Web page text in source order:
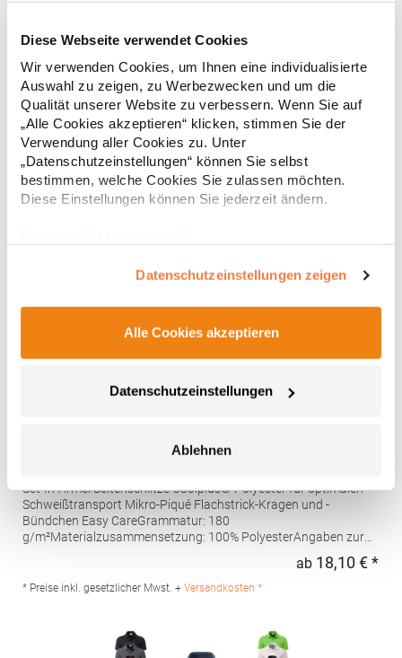
Diese Webseite verwendet Cookies
Wir verwenden Cookies, um Ihnen eine individualisierte
Auswahl zu zeigen, zu Werbezwecken und um die
Qualität unserer Website zu verbessern. Wenn Sie auf
„Alle Cookies akzeptieren“ klicken, stimmen Sie der
Verwendung aller Cookies zu. Unter
„Datenschutzeinstellungen“ können Sie selbst
bestimmen, welche Cookies Sie zulassen möchten.
Diese Einstellungen können Sie jederzeit ändern.
Datenschutzeinstellungen zeigen
Alle Cookies akzeptieren
Datenschutzeinstellungen
Ablehnen
Strapazierfähiges Polohemd aus Mischgewebe Overlock-Nähte
mit Polyfilm für Formstabilität Flachstrick-Kragen und
Ärmelbündchen in Rippstrick Doppelnähte an Schultern
Verstärkte Nähte an stark beanspruchten Stellen Neutrales
Etikett im Kragen für die einfache Veredelung/Personalisierung
Verstärkte Knopfleiste mit drei Knöpfen Aufgesetzte
Brusttasche mit Knopfverschluss Verstärkte Seitenschlitze
Eigenschaften, Atmungsaktivität und Verzugkontrolle Weicher,
auf der linken BrustseiteGrammatur: 200
BaumwolleAngaben zur Produktsicherheit: Herst.-Nr.:
R312XHersteller: Result Clothing Ltd. Narcisova 1 821 01
Bratislava Slowakei E-Mail: sales@resultclothing.com
ab16,05 € *
* Preise inkl. gesetzlicher Mwst. +Versandkosten *
W475 Henbury Herren Coolplus®
Set-In-Ärmel Seitenschlitze Coolplus®-Polyester für optimalen
Schweißtransport Mikro-Piqué Flachstrick-Kragen und -
Bündchen Easy CareGrammatur: 180
g/m²Materialzusammensetzung: 100% PolyesterAngaben zur
Kingsfordweg 151 1043GR Amsterdam Niederlande E-Mail:
marketing@henbury.com
ab 18,10 € *
* Preise inkl. gesetzlicher Mwst. + Versandkosten *